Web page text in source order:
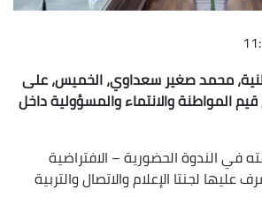
محمد صغير سعداوي، الخميس، على
المواطنة والانتماء والمسؤولية داخل
الندوة الحضورية – الافتراضية
لجنتا الإعلام والاتصال والتربية